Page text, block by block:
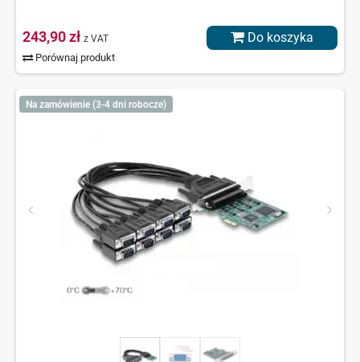
243,90 zł z VAT
Porównaj produkt
Do koszyka
Na zamówienie (3-4 dni robocze)